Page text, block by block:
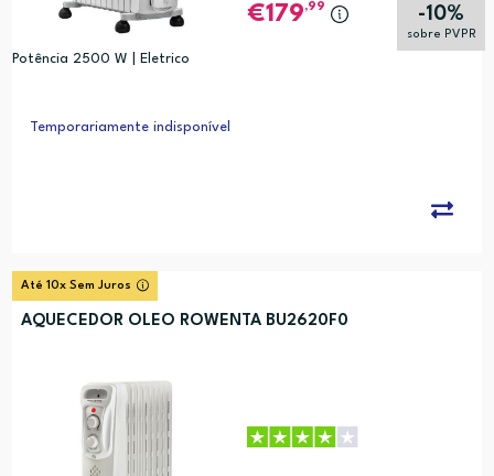
Potência 2500 W | Eletrico
-10%
sobre PVPR
179,99
Temporariamente indisponível
Até 10x Sem Juros
AQUECEDOR OLEO ROWENTA BU2620F0